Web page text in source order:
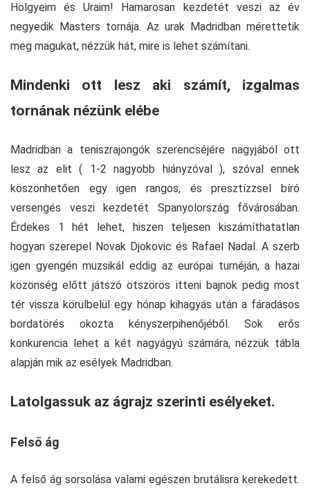
Hölgyeim és Uraim! Hamarosan kezdetét veszi az év
negyedik Masters tornája. Az urak Madridban mérettetik
meg magukat, nézzük hát, mire is lehet számítani.
Mindenki ott lesz aki számít, izgalmas
tornának nézünk elébe
Madridban a teniszrajongók szerencséjére nagyjából ott
lesz az elit ( 1-2 nagyobb hiányzóval ), szóval ennek
köszönhetően egy igen rangos, és presztízzsel bíró
versengés veszi kezdetét Spanyolország fővárosában.
Érdekes 1 hét lehet, hiszen teljesen kiszámíthatatlan
hogyan szerepel Novak Djokovic és Rafael Nadal. A szerb
igen gyengén muzsikál eddig az európai turnéján, a hazai
közönség előtt játszó ötszörös itteni bajnok pedig most
tér vissza körülbelül egy hónap kihagyás után a fáradásos
bordatörés okozta kényszerpihenőjéből. Sok erős
konkurencia lehet a két nagyágyú számára, nézzük tábla
alapján mik az esélyek Madridban.
Latolgassuk az ágrajz szerinti esélyeket.
Felső ág
A felső ág sorsolása valami egészen brutálisra kerekedett.